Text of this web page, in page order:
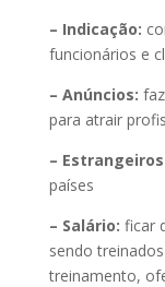
– Indicação:
funcionários e
– Anúncios:
para atrair
–
países
– Salário: ficar
sendo
treinamento,